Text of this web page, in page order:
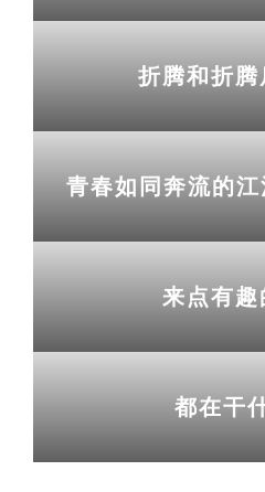
折腾和折腾
来点有趣
都在干